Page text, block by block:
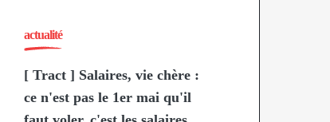
actualité
[ Tract ] Salaires, vie chère :
ce n'est pas le 1er mai qu'il